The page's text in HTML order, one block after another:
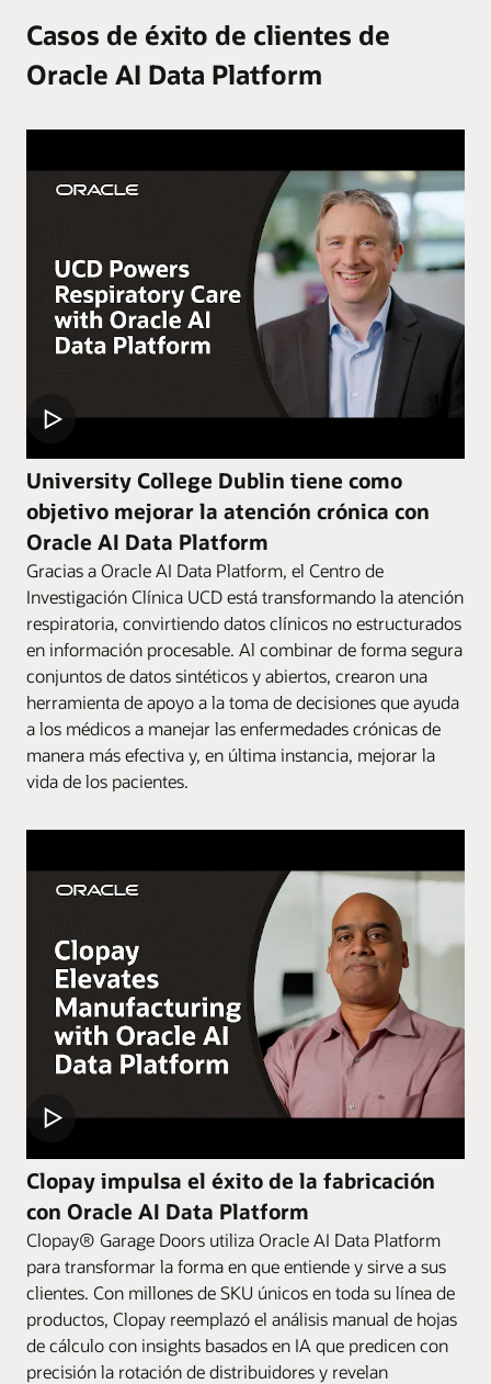
Casos de éxito de clientes de
Oracle AI Data Platform
University College Dublin tiene como
objetivo mejorar la atención crónica con
Oracle AI Data Platform
Gracias a Oracle AI Data Platform, el Centro de
Investigación Clínica UCD está transformando la atención
respiratoria, convirtiendo datos clínicos no estructurados
en información procesable. Al combinar de forma segura
conjuntos de datos sintéticos y abiertos, crearon una
herramienta de apoyo a la toma de decisiones que ayuda
a los médicos a manejar las enfermedades crónicas de
manera más efectiva y, en última instancia, mejorar la
vida de los pacientes.
Clopay impulsa el éxito de la fabricación
con Oracle AI Data Platform
Clopay® Garage Doors utiliza Oracle AI Data Platform
para transformar la forma en que entiende y sirve a sus
clientes. Con millones de SKU únicos en toda su línea de
productos, Clopay reemplazó el análisis manual de hojas
de cálculo con insights basados en IA que predicen con
precisión la rotación de distribuidores y revelan